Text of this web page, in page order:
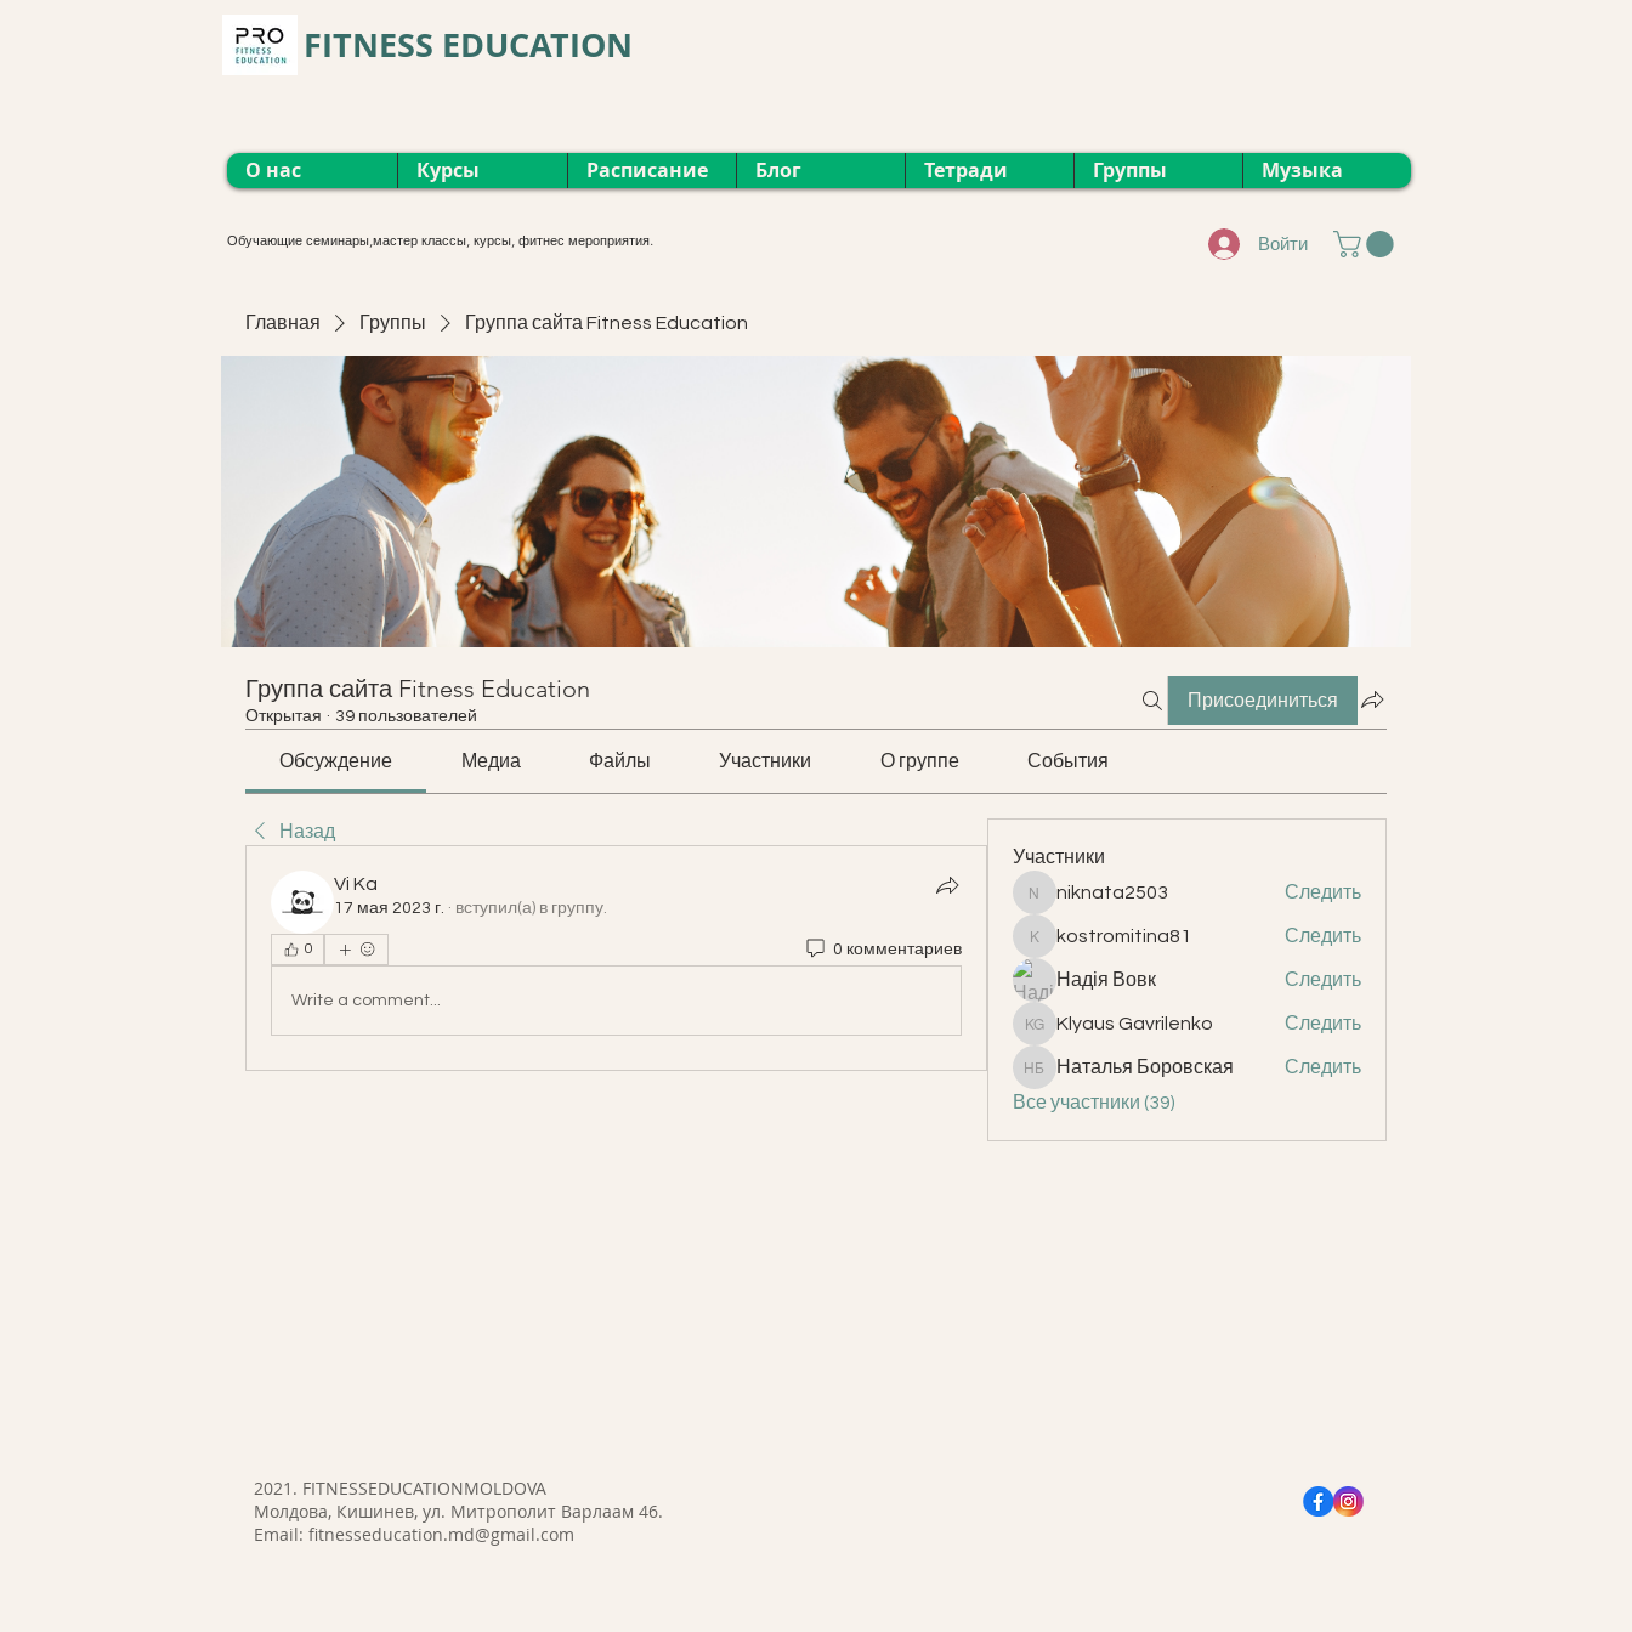
FITNESS EDUCATION
О нас Курсы Расписание Блог Тетради Группы Музыка
Обучающие семинары,мастер классы, курсы, фитнес мероприятия. Войти
Главная Группы Группа сайта Fitness Education
Группа сайта Fitness Education
Открытая · 39 пользователей
Присоединиться
Обсуждение Медиа Файлы Участники О группе События
Назад
Vi Ka
17 мая 2023 г. · вступил(а) в группу.
0 0 комментариев
Write a comment...
Участники
niknata2503
niknata2503 Следить
kostromitina81
kostromitina81 Следить
Надія Вовк Следить
Klyaus Gavrilenko
Klyaus Gavrilenko Следить
Наталья Боровская
Наталья Боровская
Следить
Все участники (39)
2021. FITNESSEDUCATIONMOLDOVA
Молдова, Кишинев, ул. Митрополит Варлаам 46.
Email: fitnesseducation.md@gmail.com